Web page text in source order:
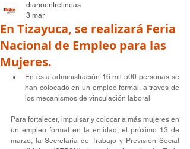
En Tizayuca, se realizará Feria
Nacional de Empleo para las
Mujeres.
diarioentrelineas
3 mar
En esta administración 16 mil 500 personas se
han colocado en un empleo formal, a través de
los mecanismos de vinculación laboral
Para fortalecer, impulsar y colocar a más mujeres en
un empleo formal en la entidad, el próximo 13 de
marzo, la Secretaría de Trabajo y Previsión Social